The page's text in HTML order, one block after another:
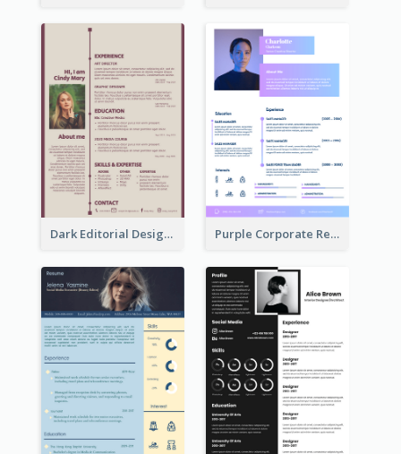
Dark Editorial Designer Resume Purple Corporate Resume